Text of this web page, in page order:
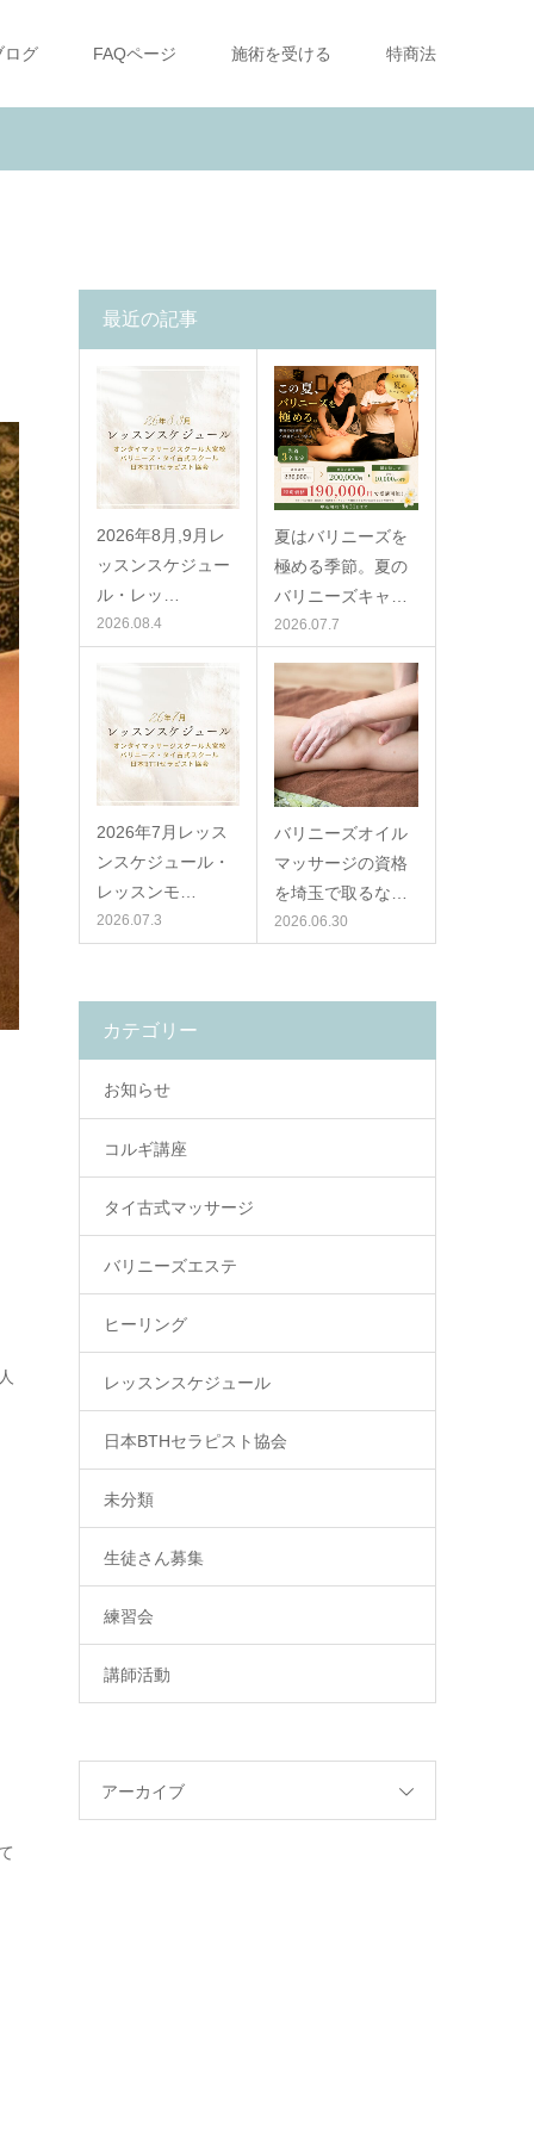
ログ FAQページ 施術を受ける 特商法
最近の記事
2026年8月,9月レ
ッスンスケジュー
ル・レッ…
2026.08.4
夏はバリニーズを
極める季節。夏の
バリニーズキャ…
2026.07.7
2026年7月レッス
ンスケジュール・
レッスンモ…
2026.07.3
バリニーズオイル
マッサージの資格
を埼玉で取るな…
2026.06.30
カテゴリー
お知らせ
コルギ講座
タイ古式マッサージ
バリニーズエステ
ヒーリング
レッスンスケジュール
日本BTHセラピスト協会
未分類
生徒さん募集
練習会
講師活動
アーカイブ